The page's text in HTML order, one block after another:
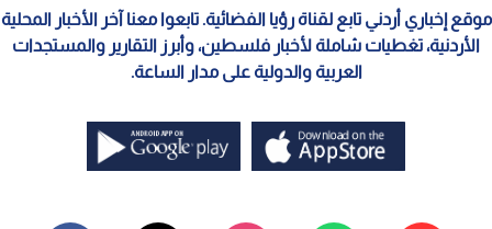
موقع إخباري أردني تابع لقناة رؤيا الفضائية. تابعوا معنا آخر الأخبار المحلية
الأردنية، تغطيات شاملة لأخبار فلسطين، وأبرز التقارير والمستجدات
العربية والدولية على مدار الساعة.